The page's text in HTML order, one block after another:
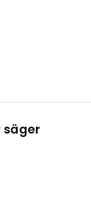
säger